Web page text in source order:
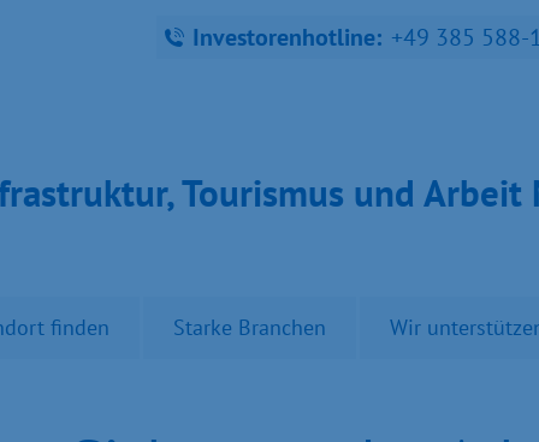
Investorenhotline: +49 385 588-
Tou­ris­mus und Ar­beit
finden Starke Branchen Wir